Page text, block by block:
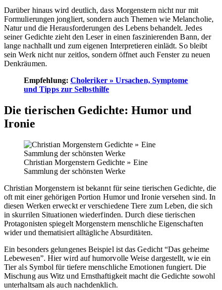
Darüber hinaus wird deutlich, dass Morgenstern nicht nur mit
Formulierungen jongliert, sondern auch Themen wie Melancholie,
Natur und die Herausforderungen des Lebens behandelt. Jedes
seiner Gedichte zieht den Leser in einen faszinierenden Bann, der
lange nachhallt und zum eigenen Interpretieren einlädt. So bleibt
sein Werk nicht nur zeitlos, sondern öffnet auch Fenster zu neuen
Denkräumen.
Empfehlung: Choleriker » Ursachen, Symptome
und Tipps zur Selbsthilfe
Die tierischen Gedichte: Humor und
Ironie
Christian Morgenstern Gedichte » Eine
Sammlung der schönsten Werke
Christian Morgenstern ist bekannt für seine tierischen Gedichte, die
oft mit einer gehörigen Portion Humor und Ironie versehen sind. In
diesen Werken erweckt er verschiedene Tiere zum Leben, die sich
in skurrilen Situationen wiederfinden. Durch diese tierischen
Protagonisten spiegelt Morgenstern menschliche Eigenschaften
wider und thematisiert alltägliche Absurditäten.
Ein besonders gelungenes Beispiel ist das Gedicht “Das geheime
Lebewesen”. Hier wird auf humorvolle Weise dargestellt, wie ein
Tier als Symbol für tiefere menschliche Emotionen fungiert. Die
Mischung aus Witz und Ernsthaftigkeit macht die Gedichte sowohl
unterhaltsam als auch nachdenklich.